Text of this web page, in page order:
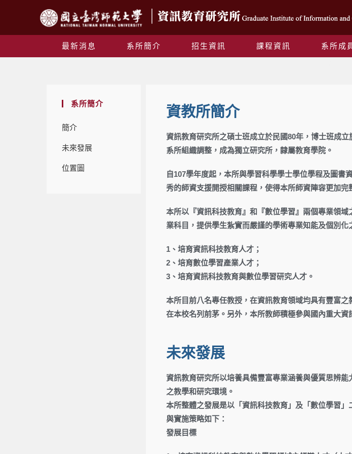
最新消息 系所簡介 招生資訊 課程資訊 系所成
系所簡介
簡介
未來發展
位置圖
資教所簡介
資訊教育研究所之碩士班成立於民國80年，博士班成
系所組織調整，成為獨立研究所，隸屬教育學院。
自107學年度起，本所與學習科學學士學位學程及圖
秀的師資支援開授相關課程，使得本所師資陣容更加完
本所以『資訊科技教育』和『數位學習』兩個專業領
業科目，提供學生紮實而嚴謹的學術專業知能及個別化
1、培育資訊科技教育人才；
2、培育數位學習產業人才；
3、培育資訊科技教育與數位學習研究人才。
本所目前八名專任教授，在資訊教育領域均具有豐富
在本校名列前茅。另外，本所教師積極參與國內重大
未來發展
資訊教育研究所以培養具備豐富專業涵養與優質思辨
之教學和研究環境。
本所整體之發展是以「資訊科技教育」及「數位學習
與實施策略如下：
發展目標